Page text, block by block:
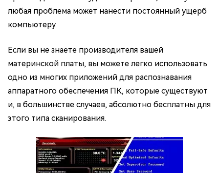
любая проблема может нанести постоянный ущерб
компьютеру.
Если вы не знаете производителя вашей
материнской платы, вы можете легко использовать
одно из многих приложений для распознавания
аппаратного обеспечения ПК, которые существуют
и, в большинстве случаев, абсолютно бесплатны для
этого типа сканирования.